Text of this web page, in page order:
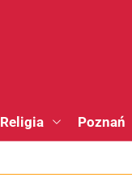
Religia Poznań